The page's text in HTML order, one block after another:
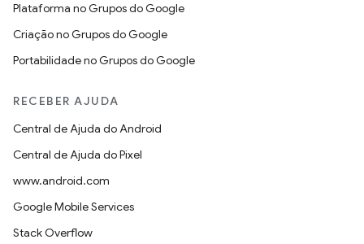
Plataforma no Grupos do Google
Criação no Grupos do Google
Portabilidade no Grupos do Google
RECEBER AJUDA
Central de Ajuda do Android
Central de Ajuda do Pixel
www.android.com
Google Mobile Services
Stack Overflow